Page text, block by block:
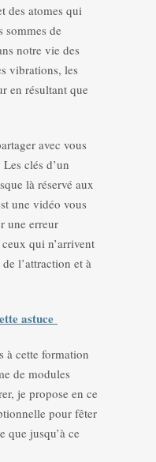
des atomes qui
sommes de
notre vie des
vibrations, les
en résultant que
avec vous
clés d’un
là réservé aux
une vidéo vous
une erreur
qui n’arrivent
l’attraction et à
astuce
à cette formation
de modules
je propose en ce
pour fêter
que jusqu’à ce